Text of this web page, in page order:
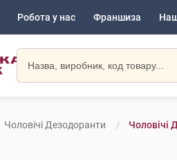
Робота у нас Франшиза
Чоловічі Дезодоранти Чоловічі